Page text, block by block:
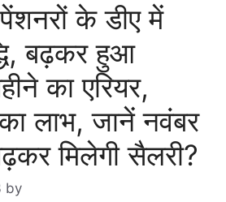
पेंशनरों के डीए में
बढ़कर हुआ
का एरियर,
लाभ, जानें नवंबर
मिलेगी सैलरी?
by